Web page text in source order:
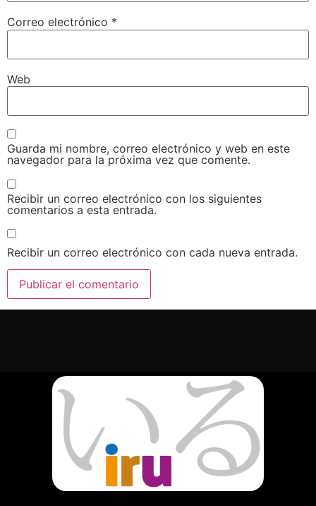
Correo electrónico *
Web
Guarda mi nombre, correo electrónico y web en este
navegador para la próxima vez que comente.
Recibir un correo electrónico con los siguientes
comentarios a esta entrada.
Recibir un correo electrónico con cada nueva entrada.